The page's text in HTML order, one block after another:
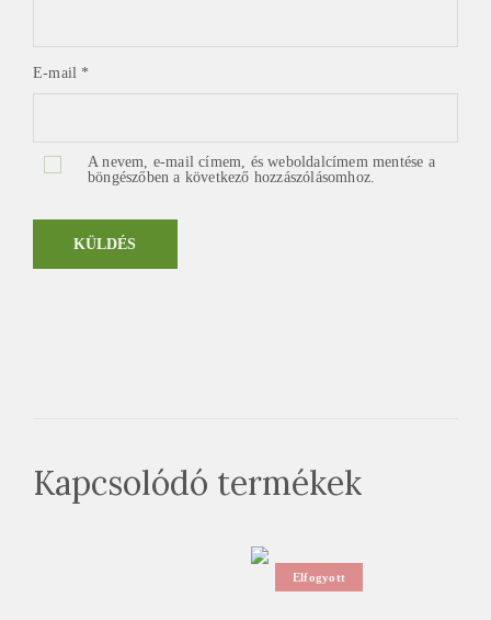
E-mail *
A nevem, e-mail címem, és weboldalcímem mentése a
böngészőben a következő hozzászólásomhoz.
Kapcsolódó termékek
Elfogyott